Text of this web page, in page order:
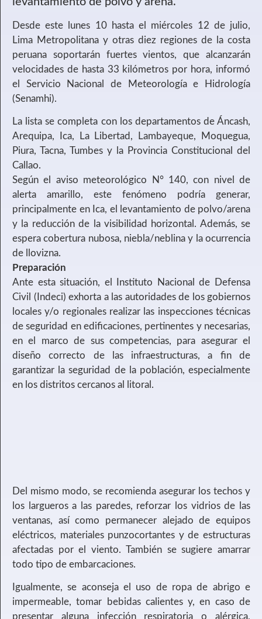
Desde este lunes 10 hasta el miércoles 12 de julio,
Lima Metropolitana y otras diez regiones de la costa
peruana soportarán fuertes vientos, que alcanzarán
velocidades de hasta 33 kilómetros por hora, informó
el Servicio Nacional de Meteorología e Hidrología
(Senamhi).
La lista se completa con los departamentos de Áncash,
Arequipa, Ica, La Libertad, Lambayeque, Moquegua,
Piura, Tacna, Tumbes y la Provincia Constitucional del
Callao.
Según el aviso meteorológico N° 140, con nivel de
alerta amarillo, este fenómeno podría generar,
principalmente en Ica, el levantamiento de polvo/arena
y la reducción de la visibilidad horizontal. Además, se
espera cobertura nubosa, niebla/neblina y la ocurrencia
de llovizna.
Preparación
Ante esta situación, el Instituto Nacional de Defensa
Civil (Indeci) exhorta a las autoridades de los gobiernos
locales y/o regionales realizar las inspecciones técnicas
de seguridad en edificaciones, pertinentes y necesarias,
en el marco de sus competencias, para asegurar el
diseño correcto de las infraestructuras, a fin de
garantizar la seguridad de la población, especialmente
en los distritos cercanos al litoral.
Del mismo modo, se recomienda asegurar los techos y
los largueros a las paredes, reforzar los vidrios de las
ventanas, así como permanecer alejado de equipos
eléctricos, materiales punzocortantes y de estructuras
afectadas por el viento. También se sugiere amarrar
todo tipo de embarcaciones.
Igualmente, se aconseja el uso de ropa de abrigo e
impermeable, tomar bebidas calientes y, en caso de
presentar alguna infección respiratoria o alérgica,